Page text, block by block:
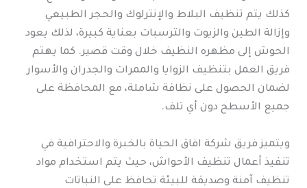
كذلك يتم تنظيف البلاط والإنترلوك والحجر الطبيعي
وإزالة الطين والزيوت والترسبات بعناية كبيرة، لذلك يعود
الحوش إلى مظهره النظيف خلال وقت قصير. كما يهتم
فريق العمل بتنظيف الزوايا والممرات والجدران والأسوار
لضمان الحصول على نظافة شاملة، مع المحافظة على
جميع الأسطح دون أي تلف.
ويتميز فريق شركة افاق الحياة بالخبرة والاحترافية في
تنفيذ أعمال تنظيف الأحواش، حيث يتم استخدام مواد
تنظيف آمنة وصديقة للبيئة تحافظ على النباتات